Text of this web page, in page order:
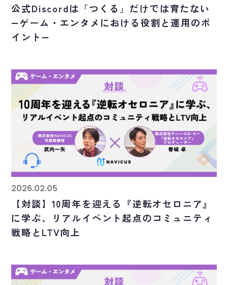
公式Discordは「つくる」だけでは育たない
―ゲーム・エンタメにおける役割と運用のポ
イント―
2026.02.05
【対談】10周年を迎える『逆転オセロニア』
に学ぶ、リアルイベント起点のコミュニティ
戦略とLTV向上